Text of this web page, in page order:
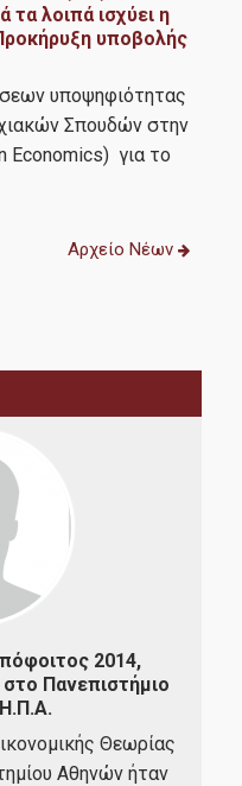
Οικονομικής
Διεθνών &
έργου
τα λοιπά ισχύει η
υποβολής
υποψηφιότητας
Σπουδών στην
Economics) για το
Αρχείο Νέων
2014,
Πανεπιστήμιο
Θεωρίας
Αθηνών ήταν